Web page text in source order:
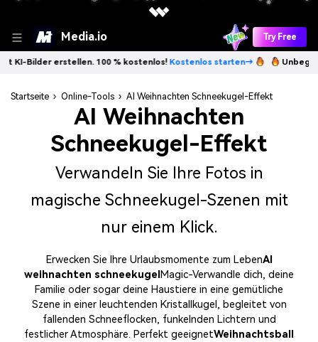
❅
❆
Media.io Try Free
100 % kostenlos! Kostenlos starten→ Unbegrenzt KI-
Startseite › Online-Tools › AI Weihnachten Schneekugel-Effekt
AI Weihnachten
Schneekugel-Effekt
Verwandeln Sie Ihre Fotos in
magische Schneekugel-Szenen mit
nur einem Klick.
Erwecken Sie Ihre Urlaubsmomente zum LebenAI
weihnachten schneekugel Magic-Verwandle dich, deine
Familie oder sogar deine Haustiere in eine gemütliche
Szene in einer leuchtenden Kristallkugel, begleitet von
fallenden Schneeflocken, funkelnden Lichtern und
festlicher Atmosphäre. Perfekt geeignetWeihnachtsball